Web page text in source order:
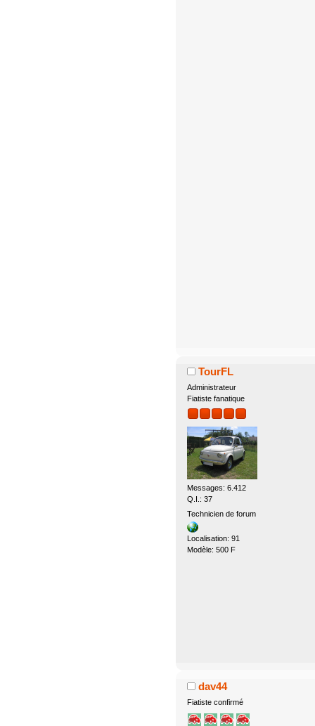
TourFL
Administrateur
Fiatiste fanatique
Messages: 6.412
Q.I.: 37
Technicien de forum
Localisation: 91
Modèle: 500 F
dav44
Fiatiste confirmé